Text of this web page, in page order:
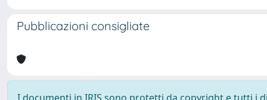
Pubblicazioni consigliate